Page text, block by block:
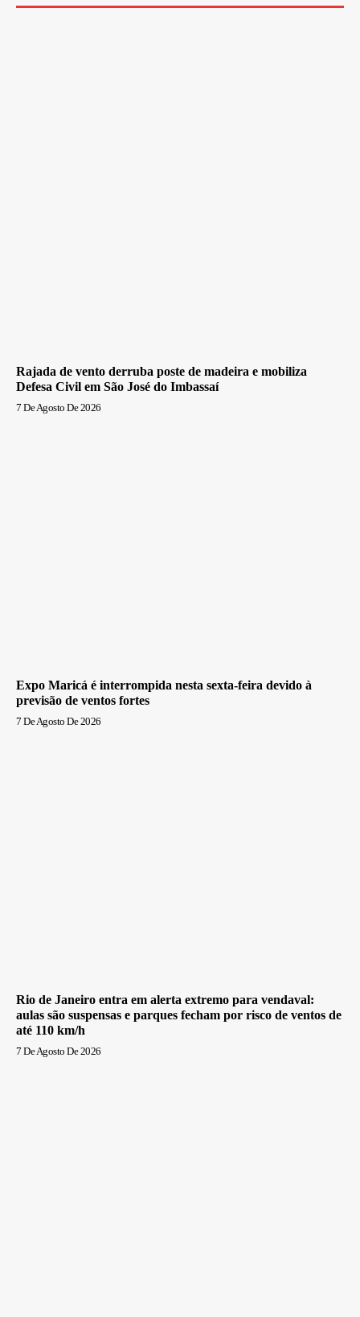
Rajada de vento derruba poste de madeira e mobiliza
Defesa Civil em São José do Imbassaí
7 De Agosto De 2026
Expo Maricá é interrompida nesta sexta-feira devido à
previsão de ventos fortes
7 De Agosto De 2026
Rio de Janeiro entra em alerta extremo para vendaval:
aulas são suspensas e parques fecham por risco de ventos de
até 110 km/h
7 De Agosto De 2026